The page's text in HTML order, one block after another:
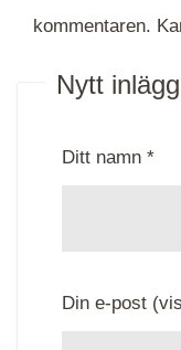
kommentaren.
Nytt inlägg
Ditt namn *
Din e-post